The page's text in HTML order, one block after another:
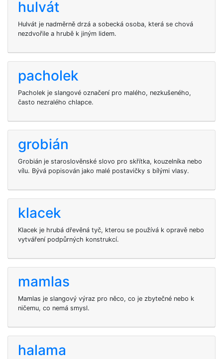
hulvát
Hulvát je nadměrně drzá a sobecká osoba, která se chová
nezdvořile a hrubě k jiným lidem.
pacholek
Pacholek je slangové označení pro malého, nezkušeného,
často nezralého chlapce.
grobián
Grobián je staroslověnské slovo pro skřítka, kouzelníka nebo
vílu. Bývá popisován jako malé postavičky s bílými vlasy.
klacek
Klacek je hrubá dřevěná tyč, kterou se používá k opravě nebo
vytváření podpůrných konstrukcí.
mamlas
Mamlas je slangový výraz pro něco, co je zbytečné nebo k
ničemu, co nemá smysl.
halama